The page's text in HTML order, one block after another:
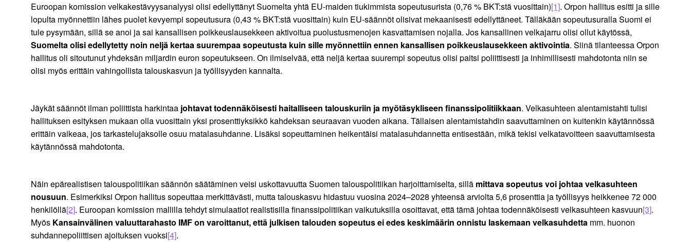
Euroopan komission velkakestävyysanalyysi olisi edellyttänyt Suomelta yhtä EU-maiden tiukimmista sopeutusurista (0,76 % BKT:stä vuosittain)[1]. Orpon hallitus esitti ja sille
lopulta myönnettiin lähes puolet kevyempi sopeutusura (0,43 % BKT:stä vuosittain) kuin EU-säännöt olisivat mekaanisesti edellyttäneet. Tälläkään sopeutusuralla Suomi ei
tule pysymään, sillä se anoi ja sai kansallisen poikkeuslausekkeen aktivoitua puolustusmenojen kasvattamisen nojalla. Jos kansallinen velkajarru olisi ollut käytössä,
Suomelta olisi edellytetty noin neljä kertaa suurempaa sopeutusta kuin sille myönnettiin ennen kansallisen poikkeuslausekkeen aktivointia. Siinä tilanteessa Orpon
hallitus oli sitoutunut yhdeksän miljardin euron sopeutukseen. On ilmiselvää, että neljä kertaa suurempi sopeutus olisi paitsi poliittisesti ja inhimillisesti mahdotonta niin se
olisi myös erittäin vahingollista talouskasvun ja työllisyyden kannalta.
Jäykät säännöt ilman poliittista harkintaa johtavat todennäköisesti haitalliseen talouskuriin ja myötäsykliseen finanssipolitiikkaan. Velkasuhteen alentamistahti tulisi
hallituksen esityksen mukaan olla vuosittain yksi prosenttiyksikkö kahdeksan seuraavan vuoden aikana. Tällaisen alentamistahdin saavuttaminen on kuitenkin käytännössä
erittäin vaikeaa, jos tarkastelujaksolle osuu matalasuhdanne. Lisäksi sopeuttaminen heikentäisi matalasuhdannetta entisestään, mikä tekisi velkatavoitteen saavuttamisesta
käytännössä mahdotonta.
Näin epärealistisen talouspolitiikan säännön säätäminen veisi uskottavuutta Suomen talouspolitiikan harjoittamiselta, sillä mittava sopeutus voi johtaa velkasuhteen
nousuun. Esimerkiksi Orpon hallitus sopeuttaa merkittävästi, mutta talouskasvu hidastuu vuosina 2024–2028 yhteensä arviolta 5,6 prosenttia ja työllisyys heikkenee 72 000
henkilöllä[2]. Euroopan komission mallilla tehdyt simulaatiot realistisilla finanssipolitiikan vaikutuksilla osoittavat, että tämä johtaa todennäköisesti velkasuhteen kasvuun[3].
Myös Kansainvälinen valuuttarahasto IMF on varoittanut, että julkisen talouden sopeutus ei edes keskimäärin onnistu laskemaan velkasuhdetta mm. huonon
suhdannepoliittisen ajoituksen vuoksi[4].